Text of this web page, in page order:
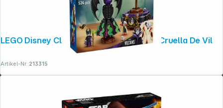
LEGO Disney Classic 43262 Malefiz und Cruella De Vil
Artikel-Nr.:213315